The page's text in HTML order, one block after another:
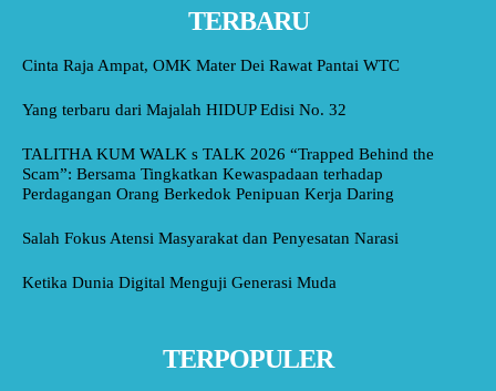
TERBARU
Cinta Raja Ampat, OMK Mater Dei Rawat Pantai WTC
Yang terbaru dari Majalah HIDUP Edisi No. 32
TALITHA KUM WALK s TALK 2026 “Trapped Behind the
Scam”: Bersama Tingkatkan Kewaspadaan terhadap
Perdagangan Orang Berkedok Penipuan Kerja Daring
Salah Fokus Atensi Masyarakat dan Penyesatan Narasi
Ketika Dunia Digital Menguji Generasi Muda
TERPOPULER